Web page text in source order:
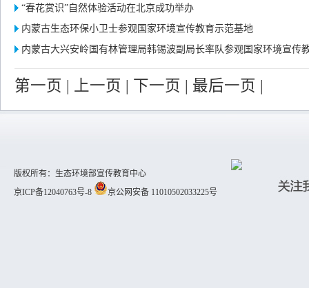
“春花赏识”自然体验活动在北京成功举办
内蒙古生态环保小卫士参观国家环境宣传教育示范基地
内蒙古大兴安岭国有林管理局韩锡波副局长率队参观国家环境宣传
第一页 | 上一页 | 下一页 | 最后一页 |
版权所有：生态环境部宣传教育中心
京ICP备12040763号-8
京公网安备 11010502033225号